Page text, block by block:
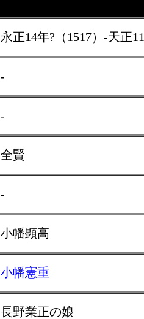
永正14年?（1517）-天正
-
-
全賢
-
小幡顕高
小幡憲重
長野業正の娘